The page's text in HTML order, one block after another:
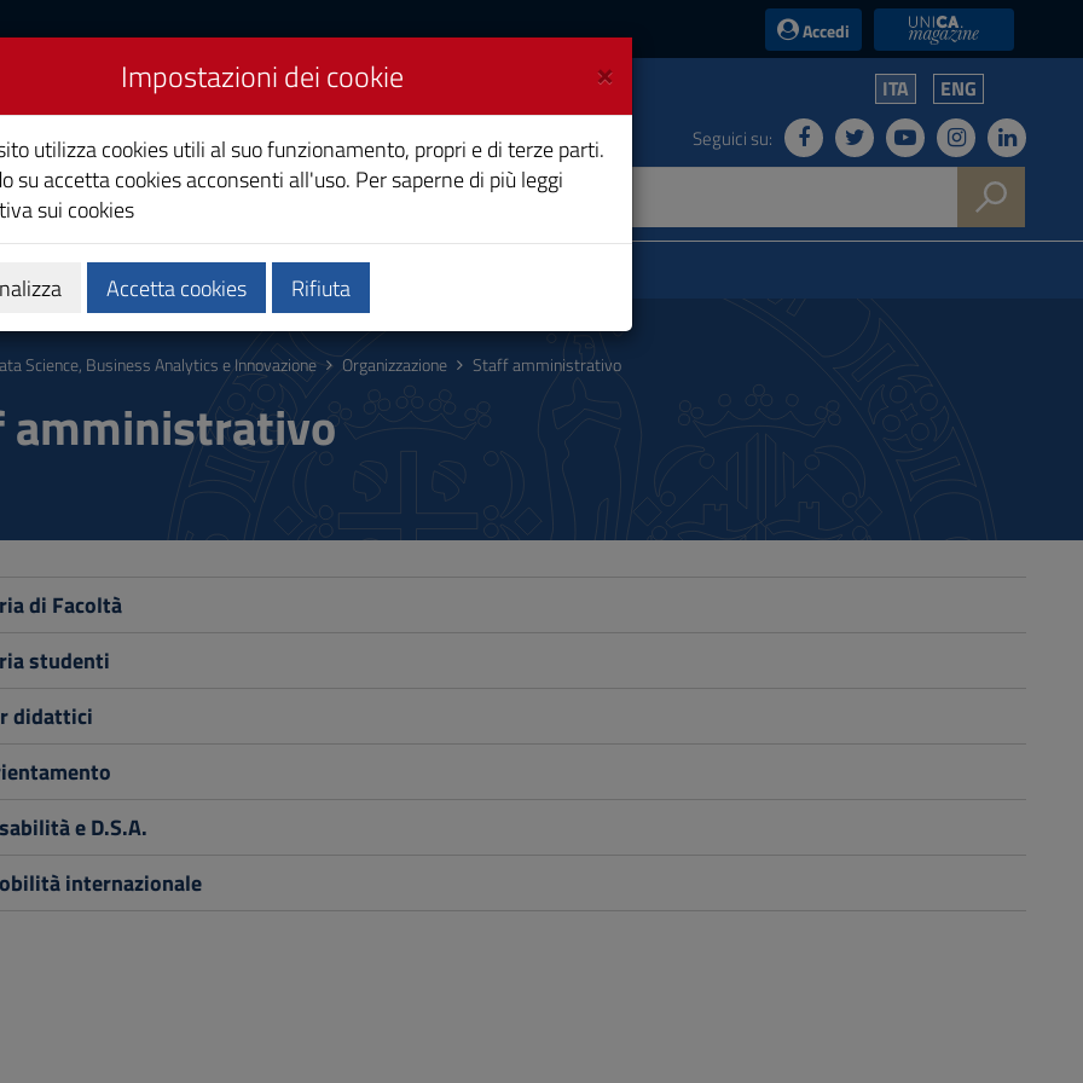
Accedi UniCA News
Analytics e ITA ENG
Seguici su:
Calendari e orari Qualità e miglioramento
Science, Business Analytics e Innovazione Organizzazione Staff amministrativo
amministrativo
di Facoltà
studenti
didattici
e D.S.A.
internazionale
×
Impostazioni dei cookie
utilizza cookies utili al suo funzionamento, propri e di terze parti.
su accetta cookies acconsenti all'uso. Per saperne di più leggi
sui cookies
Accetta cookies Rifiuta